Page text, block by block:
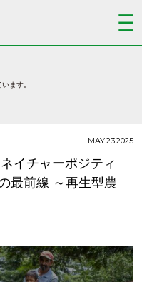
ます。
チャーポジティ
最前線 ～再生型農
MAY.23.2025